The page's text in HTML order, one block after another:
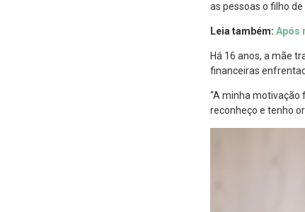
as pessoas o filho
Leia também: Após
Há 16 anos, a mãe
financeiras
“A minha motivação
reconheço e tenho